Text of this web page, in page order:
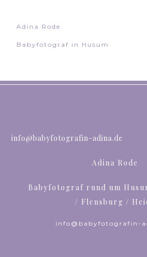
Adina Rode
Babyfotograf in Husum
info@babyfotografin-adina.de
Adina Rode
Babyfotograf rund um
/ Flensburg /
info@babyfotografin-